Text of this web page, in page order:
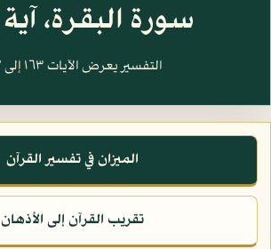
سورة البقرة، آية ١٦٣
التفسير يعرض الآيات ١٦٣ إلى ١٦٧
الميزان في تفسير القرآن
تقريب القرآن إلى الأذهان